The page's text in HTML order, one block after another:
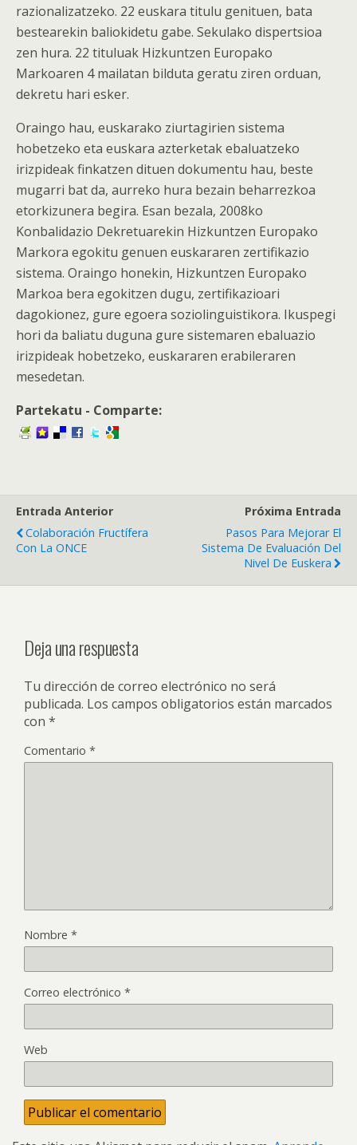
razionalizatzeko. 22 euskara titulu genituen, bata
bestearekin baliokidetu gabe. Sekulako dispertsioa
zen hura. 22 tituluak Hizkuntzen Europako
Markoaren 4 mailatan bilduta geratu ziren orduan,
dekretu hari esker.
Oraingo hau, euskarako ziurtagirien sistema
hobetzeko eta euskara azterketak ebaluatzeko
irizpideak finkatzen dituen dokumentu hau, beste
mugarri bat da, aurreko hura bezain beharrezkoa
etorkizunera begira. Esan bezala, 2008ko
Konbalidazio Dekretuarekin Hizkuntzen Europako
Markora egokitu genuen euskararen zertifikazio
sistema. Oraingo honekin, Hizkuntzen Europako
Markoa bera egokitzen dugu, zertifikazioari
dagokionez, gure egoera soziolinguistikora. Ikuspegi
hori da baliatu duguna gure sistemaren ebaluazio
irizpideak hobetzeko, euskararen erabileraren
mesedetan.
Partekatu - Comparte:
Entrada Anterior
Colaboración Fructífera
Con La ONCE
Próxima Entrada
Pasos Para Mejorar El
Sistema De Evaluación Del
Nivel De Euskera
Deja una respuesta
Tu dirección de correo electrónico no será
publicada. Los campos obligatorios están marcados
con *
Comentario *
Nombre *
Correo electrónico *
Web